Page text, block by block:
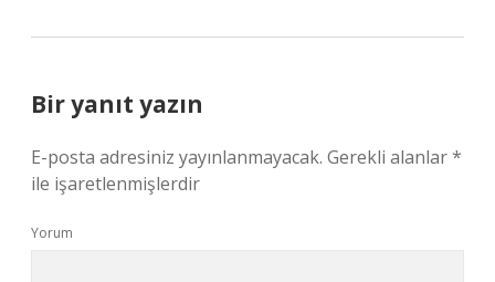
Bir yanıt yazın
E-posta adresiniz yayınlanmayacak. Gerekli alanlar*
ile işaretlenmişlerdir
Yorum